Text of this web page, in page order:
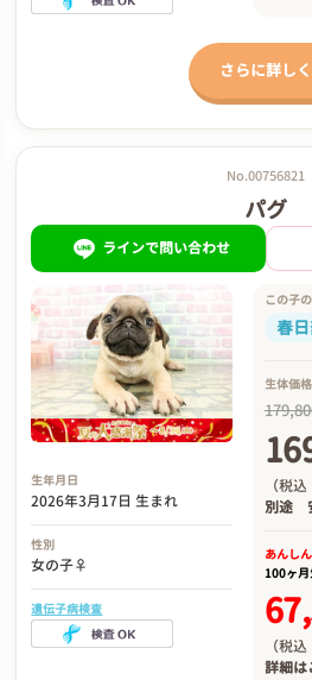
さらに詳しく
No.00756821
パグ
ラインで問い合わせ
生年月日
2026年3月17日 生まれ
性別
女の子♀
遺伝子病検査
この子
春
生体価格
（税
別途
あんし
100ヶ月
（税
詳細は